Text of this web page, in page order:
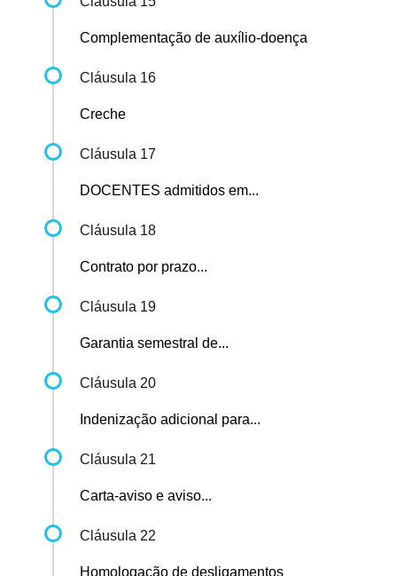
Complementação de auxílio-doença
Cláusula 16
Creche
Cláusula 17
DOCENTES admitidos em...
Cláusula 18
Contrato por prazo...
Cláusula 19
Garantia semestral de...
Cláusula 20
Indenização adicional para...
Cláusula 21
Carta-aviso e aviso...
Cláusula 22
Homologação de desligamentos